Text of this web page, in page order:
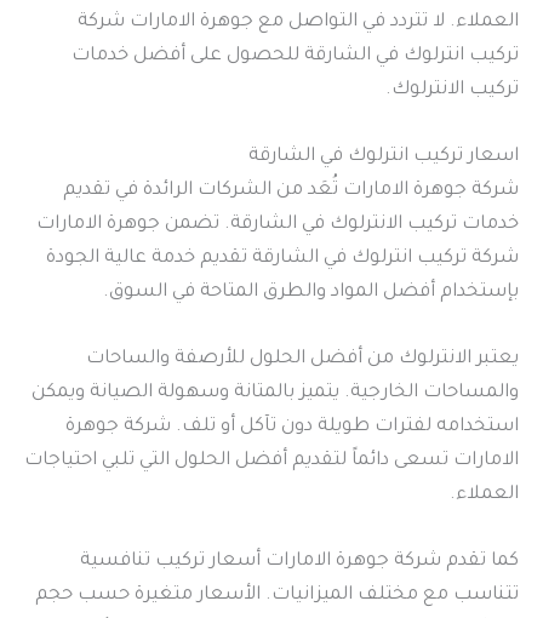
العملاء. لا تتردد في التواصل مع جوهرة الامارات شركة
تركيب انترلوك في الشارقة للحصول على أفضل خدمات
تركيب الانترلوك.
اسعار تركيب انترلوك في الشارقة
شركة جوهرة الامارات تُعَد من الشركات الرائدة في تقديم
خدمات تركيب الانترلوك في الشارقة. تضمن جوهرة الامارات
شركة تركيب انترلوك في الشارقة تقديم خدمة عالية الجودة
بإستخدام أفضل المواد والطرق المتاحة في السوق.
يعتبر الانترلوك من أفضل الحلول للأرصفة والساحات
والمساحات الخارجية. يتميز بالمتانة وسهولة الصيانة ويمكن
استخدامه لفترات طويلة دون تآكل أو تلف. شركة جوهرة
الامارات تسعى دائماً لتقديم أفضل الحلول التي تلبي احتياجات
العملاء.
كما تقدم شركة جوهرة الامارات أسعار تركيب تنافسية
تتناسب مع مختلف الميزانيات. الأسعار متغيرة حسب حجم